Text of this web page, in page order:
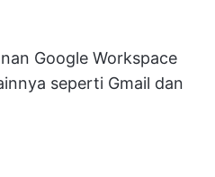
Google Workspace
seperti Gmail dan